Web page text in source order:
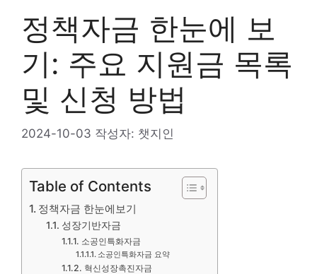
정책자금 한눈에 보
기: 주요 지원금 목록
및 신청 방법
2024-10-03 작성자: 챗지인
Table of Contents
정책자금 한눈에보기
성장기반자금
소공인특화자금
소공인특화자금 요약
혁신성장촉진자금